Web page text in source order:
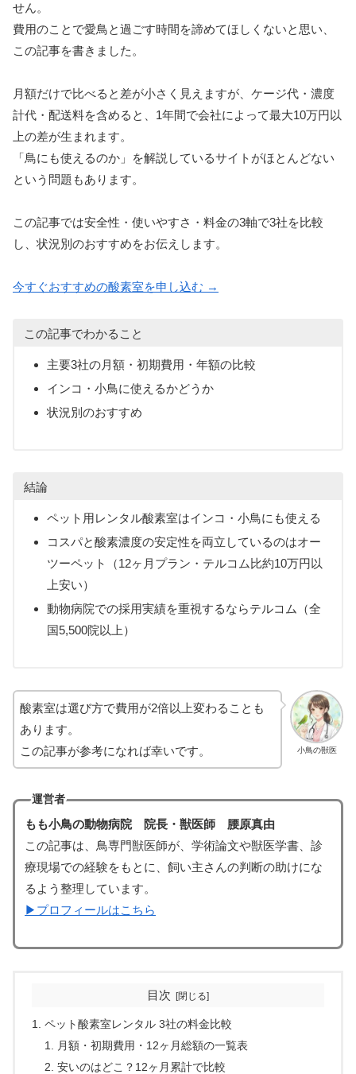
せん。
費用のことで愛鳥と過ごす時間を諦めてほしくないと思い、
この記事を書きました。
月額だけで比べると差が小さく見えますが、ケージ代・濃度
計代・配送料を含めると、1年間で会社によって最大10万円以
上の差が生まれます。
「鳥にも使えるのか」を解説しているサイトがほとんどない
という問題もあります。
この記事では安全性・使いやすさ・料金の3軸で3社を比較
し、状況別のおすすめをお伝えします。
今すぐおすすめの酸素室を申し込む →
この記事でわかること
主要3社の月額・初期費用・年額の比較
インコ・小鳥に使えるかどうか
状況別のおすすめ
結論
ペット用レンタル酸素室はインコ・小鳥にも使える
コスパと酸素濃度の安定性を両立しているのはオー
ツーペット（12ヶ月プラン・テルコム比約10万円以
上安い）
動物病院での採用実績を重視するならテルコム（全
国5,500院以上）
小鳥の獣医
酸素室は選び方で費用が2倍以上変わることも
あります。
この記事が参考になれば幸いです。
運営者
もも小鳥の動物病院 院長・獣医師 腰原真由
この記事は、鳥専門獣医師が、学術論文や獣医学書、診
療現場での経験をもとに、飼い主さんの判断の助けにな
るよう整理しています。
▶プロフィールはこちら
目次
ペット酸素室レンタル 3社の料金比較
月額・初期費用・12ヶ月総額の一覧表
安いのはどこ？12ヶ月累計で比較